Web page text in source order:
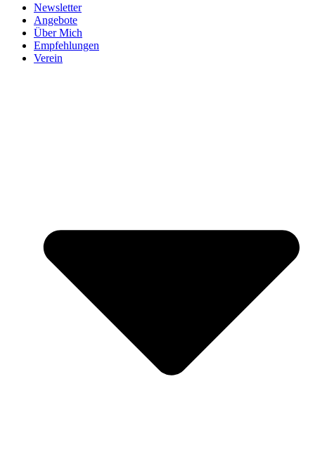
Newsletter
Angebote
Über Mich
Empfehlungen
Verein